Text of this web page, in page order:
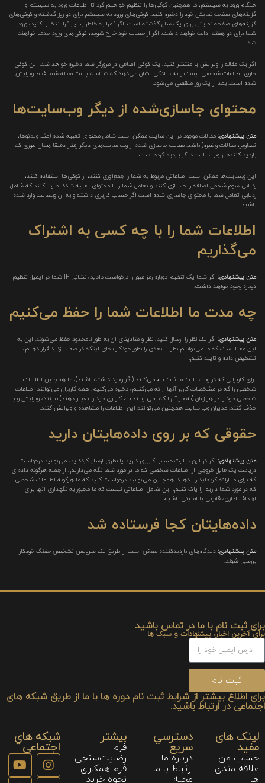
هنگام ورود به سیستم، ما همچنین کوکی‌ها را تنظیم خواهیم کرد تا اطلاعات ورود به سیستم و
گزینه‌های صفحه نمایش خود را ذخیره کنید. کوکی‌های ورود به سیستم برای دو روز گذشته و کوکی‌های
گزینه‌های صفحه نمایش برای یک سال گذشته است. اگر " مرا به خاطر بسپار " را انتخاب کنید، ورود
شما برای دو هفته ادامه خواهد داشت. اگر از حساب خود خارج شوید، کوکی‌های ورود حذف خواهند
شد.
اگر یک مقاله را ویرایش یا منتشر کنید، یک کوکی اضافی در مرورگر شما ذخیره خواهد شد. این کوکی
حاوی اطلاعات شخصی نیست و به سادگی نشان می‌دهد که شناسه پست مقاله شما فقط ویرایش
شده است. بعد از یک روز منقضی می‌شود.
محتوای جاسازی‌شده از دیگر وب‌سایت‌ها
متن پیشنهادی: مقالات موجود در این سایت ممکن است شامل محتوای تعبیه شده (مثلا ویدئوها،
تصاویر، مقالات و غیره) باشد. مطالب جاسازی شده از وب سایت‌های دیگر رفتار دقیقا همان طوری که
بازدید کننده از وب سایت دیگر بازدید کرده است.
این وبسایت‌ها ممکن است اطلاعاتی مربوط به شما را جمع‌آوری کنند، از کوکی‌ها استفاده کنند،
ردیابی سوم شخص اضافه را جاسازی کنند و تعامل شما را با محتوای تعبیه شده نظارت کنند که شامل
ردیابی تعامل شما با محتوای جاسازی شده است اگر حساب کاربری داشته و به آن وبسایت وارد شده
باشید.
اطلاعات شما را با چه کسی به اشتراک
می‌گذاریم
متن پیشنهادی:
اگر شما یک تنظیم دوباره رمز عبور را درخواست دادید، نشانی IP شما در ایمیل تنظیم
دوباره وجود خواهد داشت.
چه مدت ما اطلاعات شما را حفظ می‌کنیم
متن پیشنهادی: اگر یک نظر را ارسال کنید، نظر و متادیتای آن به طور نامحدود حفظ می‌شوند. این به
این معنا است که ما می‌توانیم نظرات بعدی را بطور خودکار بجای اینکه در صف بازدید قرار دهیم،
تشخیص داده و تایید کنیم.
برای کاربرانی که در وب سایت ما ثبت نام می‌کنند (اگر وجود داشته باشند)، ما همچنین اطلاعات
شخصی را که در مشخصات کاربر آنها ارائه می‌کنیم، ذخیره می‌کنیم. همه کاربران می‌توانند اطلاعات
شخصی خود را در هر زمان (به جز آنها که نمی‌توانند نام کاربری خود را تغییر دهند) ببینند، ویرایش و یا
حذف کنند. مدیران وب سایت همچنین می‌توانند این اطلاعات را مشاهده و ویرایش کنند.
حقوقی که بر روی داده‌هایتان دارید
متن پیشنهادی: اگر در این سایت حساب کاربری دارید یا نظری ارسال کرده‌اید، می‌توانید درخواست
دریافت یک فایل خروجی از اطلاعات شخصی که ما در مورد شما نگه می‌داریم، از جمله هرگونه داده‌ای
که برای ما ارائه کرده‌اید را بدهید. همچنین می‌توانید درخواست کنید که ما هرگونه اطلاعات شخصی
که در مورد شما داریم را پاک کنیم. این شامل اطلاعاتی نیست که ما مجبور به نگهداری آنها برای
اهداف اداری، قانونی یا امنیتی باشیم.
داده‌هایتان کجا فرستاده شد
متن پیشنهادی: دیدگاه‌های بازدیدکننده ممکن است از طریق یک سرویس تشخیص جفنگ خودکار
بررسی شوند.
برای ثبت نام با ما در تماس باشید
برای آخرین اخبار، پیشنهادات و سبک ها
ثبت نام
برای اطلاع بیشتر از شرایط ثبت نام دوره ها با ما از طریق شبکه های
اجتماعی در ارتباط باشید.
لینک های
مفید
حساب من
علاقه مندی
ها
دسترسي
سريع
درباره ما
ارتباط با ما
مجله
بیشتر
فرم
رضایت‌سنجی
فرم همکاری
نحوه خريد
شبكه هاي
اجتماعي